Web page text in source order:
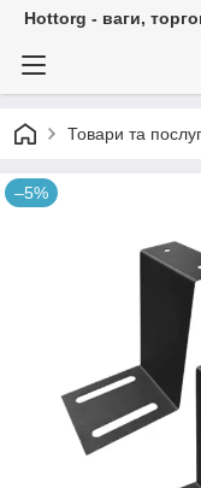
Hottorg - ваги,
Товари та
–5%